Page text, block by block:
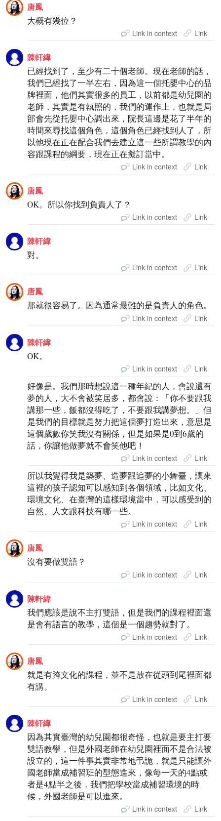
唐鳳
大概有幾位？
Link in context Link
陳軒緯
已經找到了，至少有二十個老師。現在老師的話，
我們已經找了一半左右，因為這一個托嬰中心的品
牌裡面，他們其實很多的員工，以前都是幼兒園的
老師，其實是有執照的，我們的運作上，也就是局
部會先從托嬰中心調出來，院長這邊是花了半年的
時間來尋找這個角色，這個角色已經找到人了，所
以他現在正在配合我們去建立這一些所謂教學的內
容跟課程的綱要，現在正在擬訂當中。
Link in context Link
唐鳳
OK。所以你找到負責人了？
Link in context Link
陳軒緯
對。
Link in context Link
唐鳳
那就很容易了。因為通常最難的是負責人的角色。
Link in context Link
陳軒緯
OK。
Link in context Link
好像是。我們那時想說這一種年紀的人，會說還有
夢的人，大不會被笑居多，都會說：「你不要跟我
講那一些，飯都沒得吃了，不要跟我講夢想。」但
是我們的目標就是努力把這個夢打造出來，意思是
這個歲數你笑我沒有關係，但是如果是0到6歲的
話，你讓他做夢就不會笑他吧！
Link in context Link
所以我覺得我是築夢、造夢跟追夢的小舞臺，讓來
這裡的孩子認知可以感知到各個領域，比如文化、
環境文化、在臺灣的這樣環境當中，可以感受到的
自然、人文跟科技有哪一些。
Link in context Link
唐鳳
沒有要做雙語？
Link in context Link
陳軒緯
我們應該是說不主打雙語，但是我們的課程裡面還
是會有語言的教學，這個是一個趨勢就對了。
Link in context Link
唐鳳
就是有跨文化的課程，並不是放在從頭到尾裡面都
有講。
Link in context Link
陳軒緯
因為其實臺灣的幼兒園都很奇怪，也就是要主打要
雙語教學，但是外國老師在幼兒園裡面不是合法被
設立的，這一件事其實非常地弔詭，就是只能讓外
國老師當成補習班的型態進來，像每一天的4點或
者是4點半之後，我們把學校當成補習環境的時
候，外國老師是可以進來。
Link in context Link